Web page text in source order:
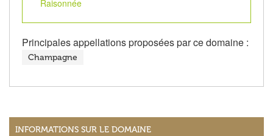
Raisonnée
Principales appellations proposées par ce domaine :
Champagne
INFORMATIONS SUR LE DOMAINE